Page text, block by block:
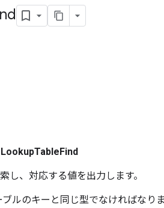
LookupTableFind
し、対応する値を出力します。
ルのキーと同じ型でなければなり